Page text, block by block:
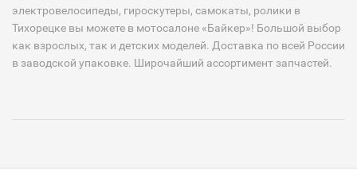
электровелосипеды, гироскутеры, самокаты, ролики в
Тихорецке вы можете в мотосалоне «Байкер»! Большой выбор
как взрослых, так и детских моделей. Доставка по всей России
в заводской упаковке. Широчайший ассортимент запчастей.